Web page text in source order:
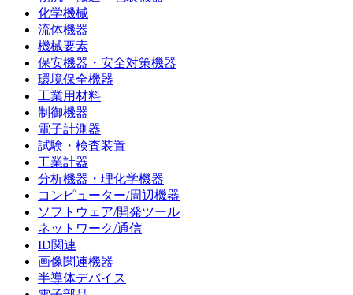
化学機械
流体機器
機械要素
保安機器・安全対策機器
環境保全機器
工業用材料
制御機器
電子計測器
試験・検査装置
工業計器
分析機器・理化学機器
コンピューター/周辺機器
ソフトウェア/開発ツール
ネットワーク/通信
ID関連
画像関連機器
半導体デバイス